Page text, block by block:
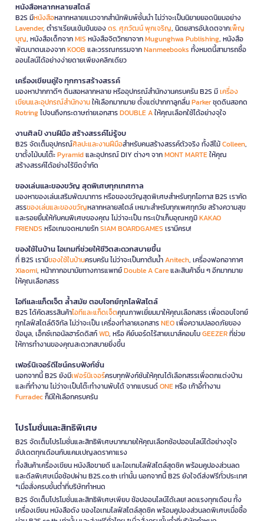
หนังสือหลากหลายสไตล์
B2S มีหนังสือหลากหลายแนวจากสำนักพิมพ์ชั้นนำ ไม่ว่าจะเป็นนิยายยอดนิยมอย่าง
Lavender, ตำราเรียนเข้มข้นของดร. ศุภวัฒน์ พุกเจริญ, นิตยสารอัปเดตจากเพ็ญ
บุญ, หนังสือเด็กจากMIS หนังสือจิตวิทยาจากMugunghwa Publishing, หนังสือ
พัฒนาตนเองจากKOOB และวรรณกรรมจากNanmeebooks ทั้งหมดนี้สามารถซื้อ
ออนไลน์ได้อย่างง่ายดายเพียงคลิกเดียว
เครื่องเขียนคู่ใจ ทุกการสร้างสรรค์
มองหาปากกาดีๆ ดินสอหลากหลาย หรืออุปกรณ์สำนักงานครบครัน B2S มีเครื่อง
เขียนและอุปกรณ์สำนักงานให้เลือกมากมาย ตั้งแต่ปากกาลูกลื่นParkerชุดดินสอกด
Rotringไปจนถึงกระดาษถ่ายเอกสารDOUBLE Aให้คุณเลือกใช้ได้อย่างจุใจ
งานศิลป์ งานฝีมือ สร้างสรรค์ไม่รู้จบ
B2S จัดเต็มอุปกรณ์ศิลปะและงานฝีมือสำหรับคนสร้างสรรค์ตัวจริง ทั้งสีไม้Colleen,
ขาตั้งไม้บนโต๊ะPyramidและอุปกรณ์ DIY ต่างๆ จากMONT MARTEให้คุณ
สร้างสรรค์ได้อย่างไร้ขีดจำกัด
ของเล่นและของขวัญ สุดพิเศษทุกเทศกาล
มองหาของเล่นเสริมพัฒนาการ หรือของขวัญสุดพิเศษสำหรับทุกโอกาส B2S เราคัด
สรรของเล่นและของขวัญหลากหลายสไตล์ เหมาะสำหรับทุกเพศทุกวัย สร้างความสุข
และรอยยิ้มให้กับคนพิเศษของคุณ ไม่ว่าจะเป็น กระเป๋าเก็บอุณหภูมิKAKAO
FRIENDS หรือเกมจดหมายรักSIAM BOARDGAMES เรามีครบ!
ของใช้ในบ้าน ไอเทมที่ช่วยให้ชีวิตสะดวกสบายขึ้น
ที่ B2S เรามีของใช้ในบ้านครบครัน ไม่ว่าจะเป็นกาต้มน้ำAnitech, เครื่องฟอกอากาศ
Xiaomi, หน้ากากอนามัยทางการแพทย์Double A Careและสินค้าอื่น ๆ อีกมากมาย
ให้คุณเลือกสรร
ไอทีและแก็ดเจ็ต ล้ำสมัย ตอบโจทย์ทุกไลฟ์สไตล์
B2S ได้คัดสรรสินค้าไอทีและแก็ดเจ็ตคุณภาพเยี่ยมมาให้คุณเลือกสรร เพื่อตอบโจทย์
ทุกไลฟ์สไตล์ดิจิทัล ไม่ว่าจะเป็น เครื่องทำลายเอกสารNEOเพื่อความปลอดภัยของ
ข้อมูล, เอ็กซ์เทอนัลฮาร์ดดิสก์WD, หรือ คีย์บอร์ดไร้สายเมาส์คอมโบGEEZERที่ช่วย
ให้การทำงานของคุณสะดวกสบายยิ่งขึ้น
เฟอร์นิเจอร์ดีไซน์ครบฟังก์ชั่น
นอกจากนี้ B2S ยังมีเฟอร์นิเจอร์ครบทุกฟังก์ชันให้คุณได้เลือกสรรเพื่อตกแต่งบ้าน
และที่ทำงาน ไม่ว่าจะเป็นโต๊ะทำงานพับได้ จากแบรนด์ONEหรือ เก้าอี้ทำงาน
Furradecก็มีให้เลือกครบครัน
โปรโมชั่นและสิทธิพิเศษ
B2S จัดเต็มโปรโมชั่นและสิทธิพิเศษมากมายให้คุณเลือกช้อปออนไลน์ได้อย่างจุใจ
อัปเดตทุกเดือนกับแคมเปญลดราคาแรง
ทั้งสินค้าเครื่องเขียน หนังสือขายดี และไอเทมไลฟ์สไตล์สุดชิค พร้อมคูปองส่วนลด
และดีลพิเศษเมื่อช้อปผ่าน B2S.co.th เท่านั้น นอกจากนี้ B2S ยังใจดีส่งฟรีทั่วประเทศ
*เมื่อสั่งครบขั้นต่ำที่บริษัทกำหนด
B2S จัดเต็มโปรโมชั่นและสิทธิพิเศษเพียบ ช้อปออนไลน์ได้เลย! ลดแรงทุกเดือน ทั้ง
เครื่องเขียน หนังสือดัง ของไอเทมไลฟ์สไตล์สุดชิค พร้อมคูปองส่วนลดพิเศษเมื่อซื้อ